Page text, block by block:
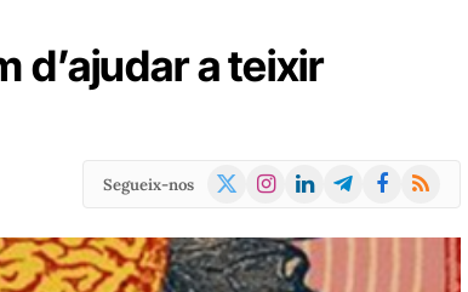
d’ajudar a teixir
Segueix-nos
X
Instagram
LinkedInTelegramFacebook
RSS